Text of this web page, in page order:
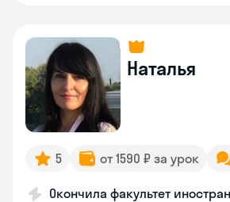
Наталья
5 от 1590 ₽ за урок
Окончила факультет